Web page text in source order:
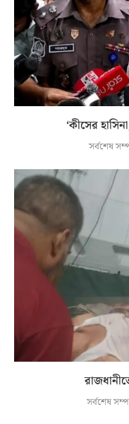
‘কীসের
সর্বশেষ
সর্বশেষ